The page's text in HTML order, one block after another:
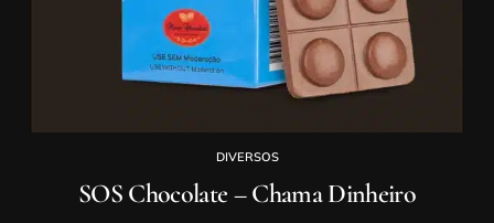
DIVERSOS
SOS Chocolate – Chama Dinheiro